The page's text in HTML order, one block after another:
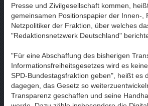
Presse und Zivilgesellschaft kommen,
gemeinsamen Positionspapier der Innen-,
Netzpolitiker der Fraktion, über welches
"Redaktionsnetzwerk Deutschland"
"Für eine Abschaffung des bisherigen
Informationsfreiheitsgesetzes wird es
SPD-Bundestagsfraktion geben", heißt es
dagegen, das Gesetz so
Transparenz geschaffen und seine